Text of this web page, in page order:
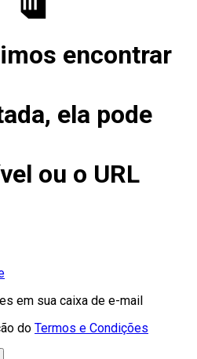
encontrar
ela pode
ou o URL
em sua caixa de e-mail
do Termos e Condições